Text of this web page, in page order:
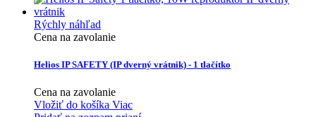
Rýchly náhľad
Cena na zavolanie
Helios IP SAFETY (IP dverný vrátnik) - 1 tlačítko
Cena na zavolanie
Vložiť do košíka Viac